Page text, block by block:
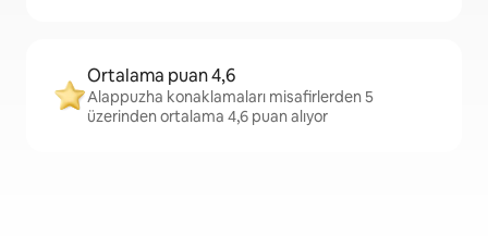
Ortalama puan 4,6
Alappuzha konaklamaları misafirlerden 5
üzerinden ortalama 4,6 puan alıyor